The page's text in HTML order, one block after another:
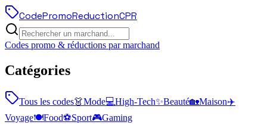
CodePromoReductionCPR
Codes promo & réductions par marchand
Catégories
Tous les codes👗Mode💻High-Tech✨Beauté🏡Maison✈️
Voyage🍽️Food⚽Sport🎮Gaming